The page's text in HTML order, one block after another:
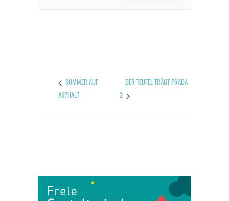
SOMMER AUF
ASPHALT
DER TEUFEL TRÄGT PRADA
2